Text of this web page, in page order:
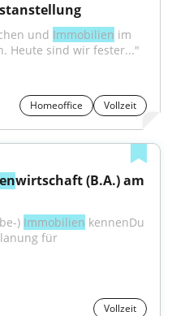
und Immobilien im
Heute sind wir fester..."
Homeoffice Vollzeit
wirtschaft (B.A.) am
) Immobilien kennenDu
für
Vollzeit